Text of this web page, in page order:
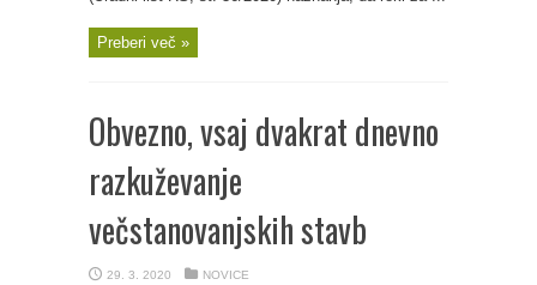
Preberi več »
Obvezno, vsaj dvakrat dnevno
razkuževanje
večstanovanjskih stavb
29. 3. 2020 NOVICE